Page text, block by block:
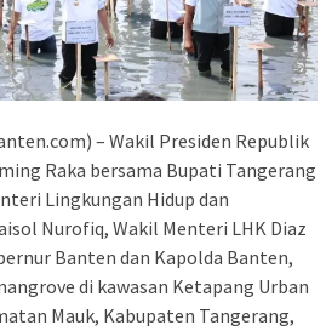
– Wakil Presiden Republik
Raka bersama Bupati Tangerang
Lingkungan Hidup dan
Nurofiq, Wakil Menteri LHK Diaz
Banten dan Kapolda Banten,
di kawasan Ketapang Urban
Mauk, Kabupaten Tangerang,